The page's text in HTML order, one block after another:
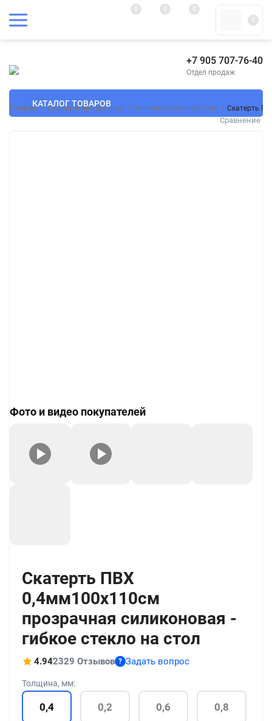
0 0
0
0
+7 905 707-76-40
Отдел продаж
КАТАЛОГ ТОВАРОВ
Главная / Скатерти прозрачные / На прямоугольный стол / Скатерть
Сравнение
Фото и видео покупателей
Скатерть ПВХ
0,4мм100x110см
прозрачная силиконовая -
гибкое стекло на стол
4.942329 Отзывов ? Задать вопрос
Толщина, мм:
0,4 0,2 0,6 0,8